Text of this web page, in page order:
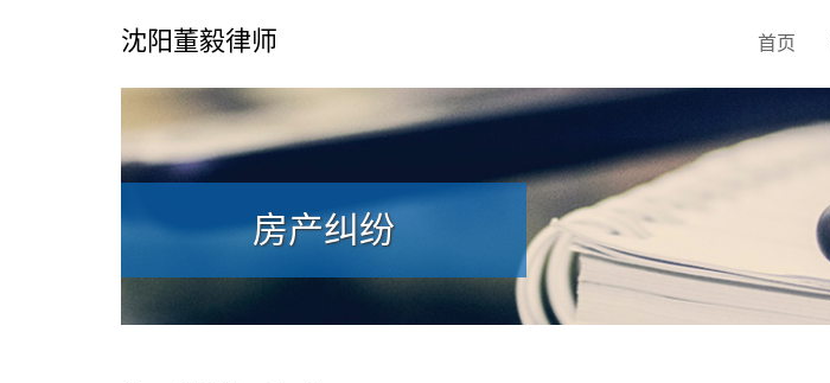
沈阳董毅律师 首页
房产纠纷